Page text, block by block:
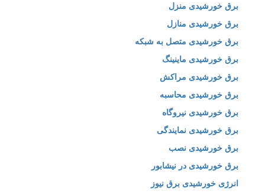
برق خورشیدی منزل
برق خورشیدی منازل
برق خورشیدی متصل به شبکه
برق خورشیدی ماینینگ
برق خورشیدی مراکش
برق خورشیدی محاسبه
برق خورشیدی نیروگاه
برق خورشیدی نمایندگی
برق خورشیدی نصب
برق خورشیدی در نیشابور
انرژی خورشیدی برق نیوز